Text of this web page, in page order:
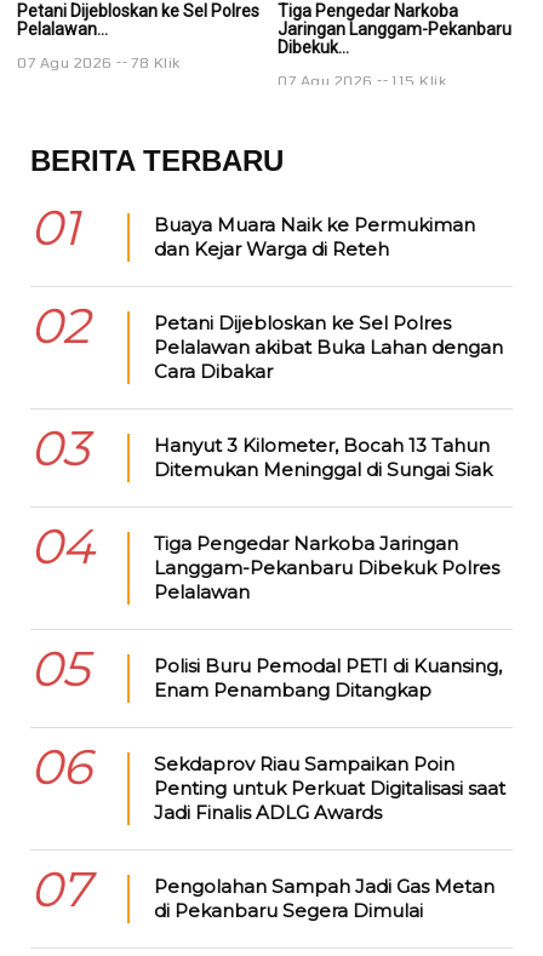
Petani Dijebloskan ke Sel Polres
Pelalawan...
07 Agu 2026 78 Klik
Tiga Pengedar Narkoba
Jaringan Langgam-Pekanbaru
Dibekuk...
07 Agu 2026 115 Klik
BERITA TERBARU
01
Buaya Muara Naik ke Permukiman
dan Kejar Warga di Reteh
02
Petani Dijebloskan ke Sel Polres
Pelalawan akibat Buka Lahan dengan
Cara Dibakar
03
Hanyut 3 Kilometer, Bocah 13 Tahun
Ditemukan Meninggal di Sungai Siak
04
Tiga Pengedar Narkoba Jaringan
Langgam-Pekanbaru Dibekuk Polres
Pelalawan
05
Polisi Buru Pemodal PETI di Kuansing,
Enam Penambang Ditangkap
06
Sekdaprov Riau Sampaikan Poin
Penting untuk Perkuat Digitalisasi saat
Jadi Finalis ADLG Awards
07
Pengolahan Sampah Jadi Gas Metan
di Pekanbaru Segera Dimulai